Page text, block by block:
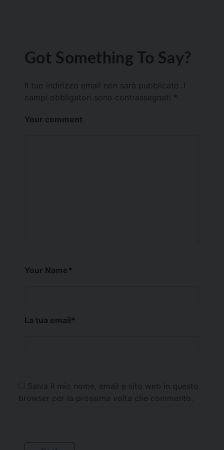
Got Something To Say?
Il tuo indirizzo email non sarà pubblicato.
campi obbligatori sono contrassegnati *
Your comment
Your Name*
La tua email*
Salva il mio nome, email e sito web in questo
browser per la prossima volta che commento.